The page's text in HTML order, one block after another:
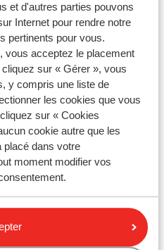
et d'autres parties pouvons
Internet pour rendre notre
pertinents pour vous.
vous acceptez le placement
sur « Gérer », vous
y compris une liste de
les cookies que vous
sur « Cookies
cookie autre que les
placé dans votre
moment modifier vos
WhatsApp au
nous appeler au même
sont plus longs.
à 18:00
le formulaire de